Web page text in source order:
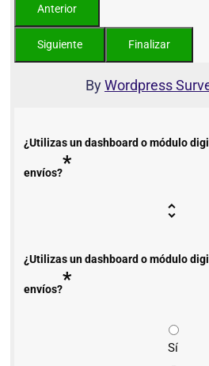
ByWordpress
¿Utilizas un dashboard o módulo
envíos?*
¿Utilizas un dashboard o módulo
envíos?*
Sí